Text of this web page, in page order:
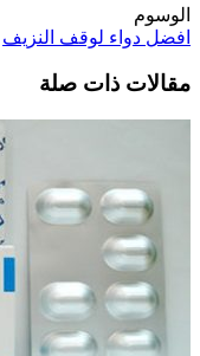
الوسوم
افضل دواء لوقف النزيف
مقالات ذات صلة